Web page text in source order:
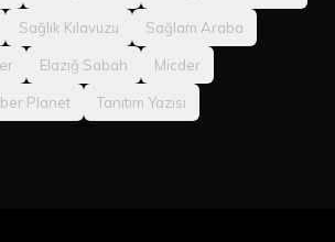
Sağlık Kılavuzu Sağlam Araba
Elazığ Sabah Micder
Planet Tanıtım Yazısı